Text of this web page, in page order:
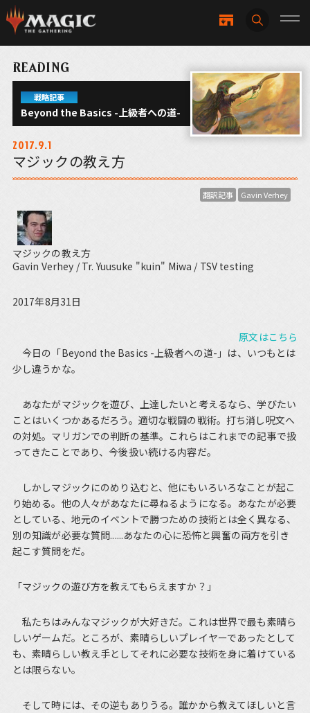
READING
戦略記事
Beyond the Basics -上級者への道-
2017.9.1
マジックの教え方
翻訳記事 Gavin Verhey
マジックの教え方
Gavin Verhey / Tr. Yuusuke "kuin" Miwa / TSV testing
2017年8月31日
原文はこちら
今日の「Beyond the Basics -上級者への道-」は、いつもとは
少し違うかな。
あなたがマジックを遊び、上達したいと考えるなら、学びたい
ことはいくつかあるだろう。適切な戦闘の戦術。打ち消し呪文へ
の対処。マリガンでの判断の基準。これらはこれまでの記事で扱
ってきたことであり、今後扱い続ける内容だ。
しかしマジックにのめり込むと、他にもいろいろなことが起こ
り始める。他の人々があなたに尋ねるようになる。あなたが必要
としている、地元のイベントで勝つための技術とは全く異なる、
別の知識が必要な質問......あなたの心に恐怖と興奮の両方を引き
起こす質問をだ。
「マジックの遊び方を教えてもらえますか？」
私たちはみんなマジックが大好きだ。これは世界で最も素晴ら
しいゲームだ。ところが、素晴らしいプレイヤーであったとして
も、素晴らしい教え手としてそれに必要な技術を身に着けている
とは限らない。
そして時には、その逆もありうる。誰かから教えてほしいと言